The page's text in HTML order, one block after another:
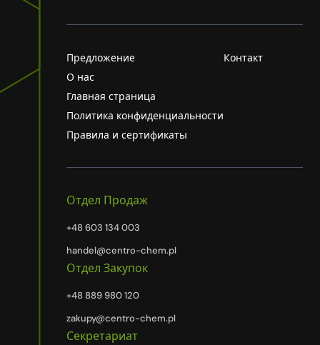
Предложение
О нас
Главная страница
Политика конфиденциальности
Правила и сертификаты
Контакт
Отдел Продаж
+48 603 134 003
handel@centro-chem.pl
Отдел Закупок
+48 889 980 120
zakupy@centro-chem.pl
Секретариат